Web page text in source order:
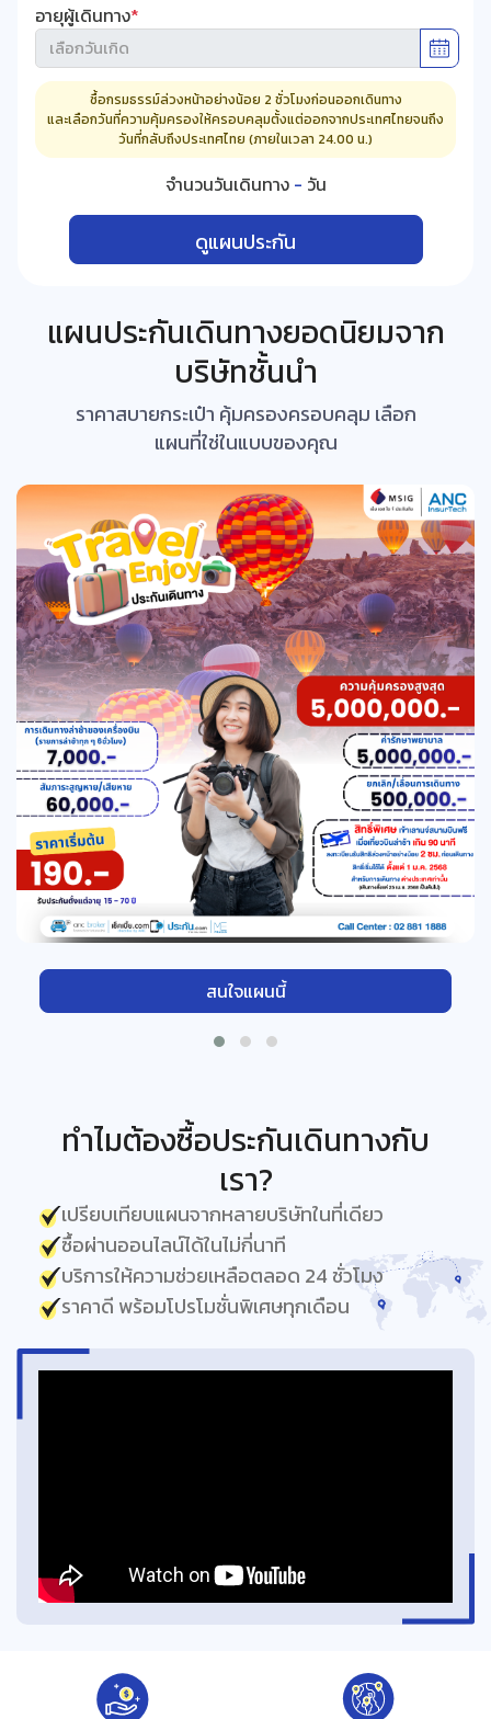
อายุผู้เดินทาง*
ซื้อกรมธรรม์ล่วงหน้าอย่างน้อย 2 ชั่วโมงก่อนออกเดินทาง
และเลือกวันที่ความคุ้มครองให้ครอบคลุมตั้งแต่ออกจากประเทศไทยจนถึง
วันที่กลับถึงประเทศไทย (ภายในเวลา 24.00 น.)
จำนวนวันเดินทาง - วัน
ดูแผนประกัน
แผนประกันเดินทางยอดนิยมจาก
บริษัทชั้นนำ
ราคาสบายกระเป๋า คุ้มครองครอบคลุม เลือก
แผนที่ใช่ในแบบของคุณ
สนใจแผนนี้
ทำไมต้องซื้อประกันเดินทางกับ
เรา?
เปรียบเทียบแผนจากหลายบริษัทในที่เดียว
ซื้อผ่านออนไลน์ได้ในไม่กี่นาที
บริการให้ความช่วยเหลือตลอด 24 ชั่วโมง
ราคาดี พร้อมโปรโมชั่นพิเศษทุกเดือน
ด้านการเดินทาง